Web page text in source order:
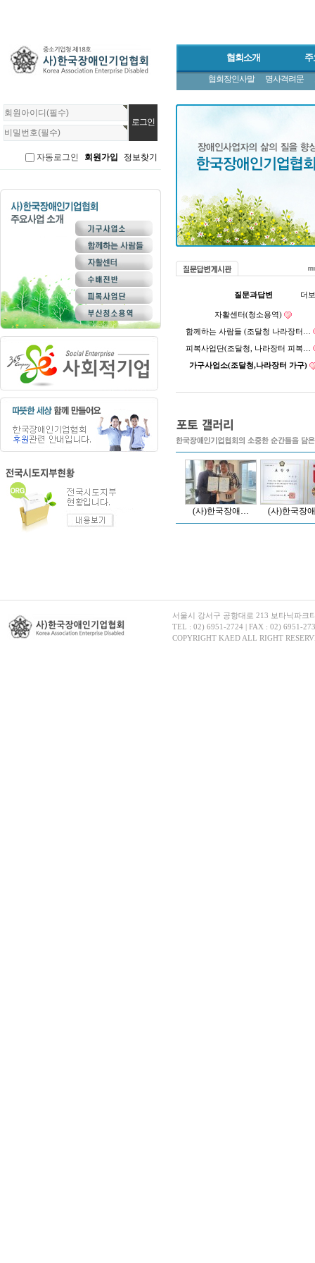
협회소개
협회장인사말 명사격려문
회
원
로
그
자동로그인
회원가입 정보찾기
질문과답변
자활센터(청소용역)
함께하는 사람들 (조달청 나라장터…
피복사업단(조달청, 나라장터 피복…
가구사업소(조달청,나라장터 가구)
더
(사)한국장애… (사)한국장
서울시 강서구 공항대로 213 보타닉파크
TEL : 02) 6951-2724 | FAX : 02) 6951-
COPYRIGHT KAED ALL RIGHT